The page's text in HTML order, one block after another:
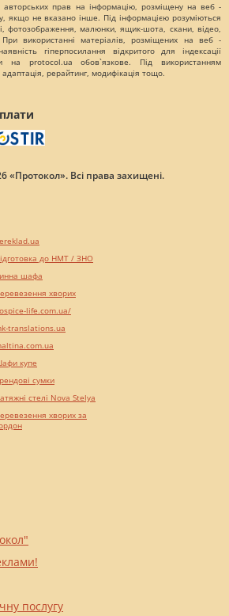
авторських прав на інформацію, розміщену на веб -
якщо не вказано інше. Під інформацією розуміються
фотозображення, малюнки, ящик-шота, скани, відео,
використанні матеріалів, розміщених на веб -
гіперпосилання відкритого для індексації
на protocol.ua обов`язкове. Під використанням
рерайтинг, модифікація тощо.
«Протокол». Всі права захищені.
послугу
до НМТ / ЗНО
шафа
хворих
life.com.ua/
translations.ua
купе
сумки
стелі Nova Stelya
хворих за